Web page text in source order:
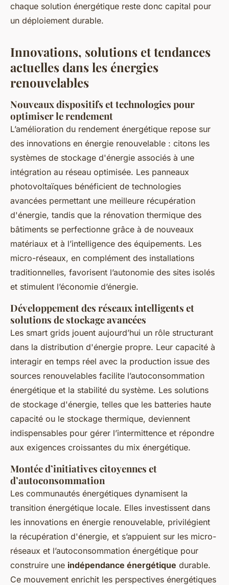
chaque solution énergétique reste donc capital pour
un déploiement durable.
Innovations, solutions et tendances
actuelles dans les énergies
renouvelables
Nouveaux dispositifs et technologies pour
optimiser le rendement
L’amélioration du rendement énergétique repose sur
des innovations en énergie renouvelable : citons les
systèmes de stockage d'énergie associés à une
intégration au réseau optimisée. Les panneaux
photovoltaïques bénéficient de technologies
avancées permettant une meilleure récupération
d'énergie, tandis que la rénovation thermique des
bâtiments se perfectionne grâce à de nouveaux
matériaux et à l’intelligence des équipements. Les
micro-réseaux, en complément des installations
traditionnelles, favorisent l’autonomie des sites isolés
et stimulent l’économie d’énergie.
Développement des réseaux intelligents et
solutions de stockage avancées
Les smart grids jouent aujourd’hui un rôle structurant
dans la distribution d'énergie propre. Leur capacité à
interagir en temps réel avec la production issue des
sources renouvelables facilite l’autoconsommation
énergétique et la stabilité du système. Les solutions
de stockage d'énergie, telles que les batteries haute
capacité ou le stockage thermique, deviennent
indispensables pour gérer l’intermittence et répondre
aux exigences croissantes du mix énergétique.
Montée d’initiatives citoyennes et
d’autoconsommation
Les communautés énergétiques dynamisent la
transition énergétique locale. Elles investissent dans
les innovations en énergie renouvelable, privilégient
la récupération d'énergie, et s’appuient sur les micro-
réseaux et l’autoconsommation énergétique pour
construire une indépendance énergétique durable.
Ce mouvement enrichit les perspectives énergétiques